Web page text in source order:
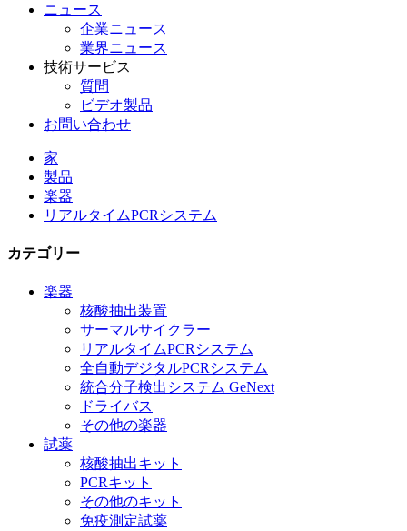
ニュース
企業ニュース
業界ニュース
技術サービス
質問
ビデオ製品
お問い合わせ
家
製品
楽器
リアルタイムPCRシステム
カテゴリー
楽器
核酸抽出装置
サーマルサイクラー
リアルタイムPCRシステム
全自動デジタルPCRシステム
統合分子検出システム GeNext
ドライバス
その他の楽器
試薬
核酸抽出キット
PCRキット
その他のキット
免疫測定試薬